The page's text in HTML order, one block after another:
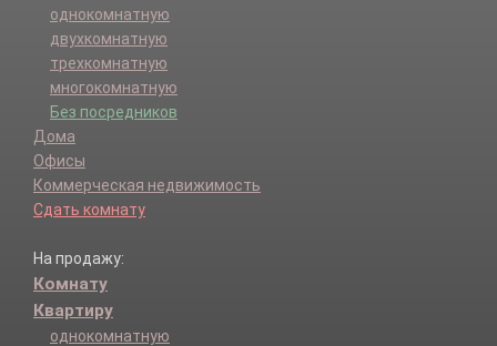
однокомнатную
двухкомнатную
трехкомнатную
многокомнатную
Без посредников
Дома
Офисы
Коммерческая недвижимость
Сдать комнату
На продажу:
Комнату
Квартиру
однокомнатную